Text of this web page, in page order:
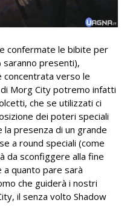
confermate le bibite per
saranno presenti),
concentrata verso le
Morg City potremo infatti
che se utilizzati ci
dei poteri speciali
presenza di un grande
a round speciali (come
da sconfiggere alla fine
a quanto pare sarà
che guiderà i nostri
il senza volto Shadow